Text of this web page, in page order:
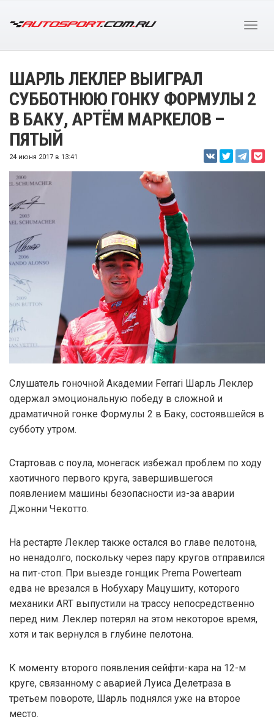
ШАРЛЬ ЛЕКЛЕР ВЫИГРАЛ
СУББОТНЮЮ ГОНКУ ФОРМУЛЫ 2
В БАКУ, АРТЁМ МАРКЕЛОВ –
ПЯТЫЙ
24 июня 2017 в 13:41
Слушатель гоночной Академии Ferrari Шарль Леклер
одержал эмоциональную победу в сложной и
драматичной гонке Формулы 2 в Баку, состоявшейся в
субботу утром.
Стартовав с поула, монегаск избежал проблем по ходу
хаотичного первого круга, завершившегося
появлением машины безопасности из-за аварии
Джонни Чекотто.
На рестарте Леклер также остался во главе пелотона,
но ненадолго, поскольку через пару кругов отправился
на пит-стоп. При выезде гонщик Prema Powerteam
едва не врезался в Нобухару Мацушиту, которого
механики ART выпустили на трассу непосредственно
перед ним. Леклер потерял на этом некоторое время,
хотя и так вернулся в глубине пелотона.
К моменту второго появления сейфти-кара на 12-м
круге, связанному с аварией Луиса Делетраза в
третьем повороте, Шарль поднялся уже на второе
место.